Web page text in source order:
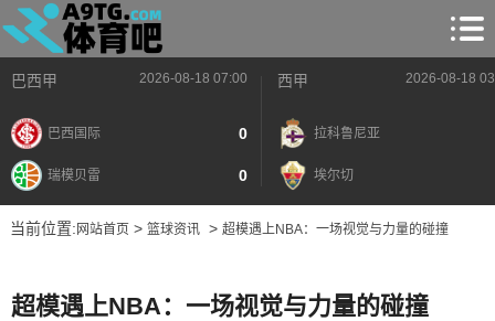
巴西甲 2026-08-18 07:00
巴西国际 0
瑞模贝雷 0
西甲 2026-08-18
拉科鲁尼亚
埃尔切
当前位置: 网站首页> 篮球资讯> 超模遇上NBA：一场视觉与力量的碰撞
超模遇上NBA：一场视觉与力量的碰撞